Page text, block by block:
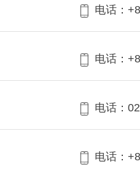
电话：
电话：
电话：
电话：